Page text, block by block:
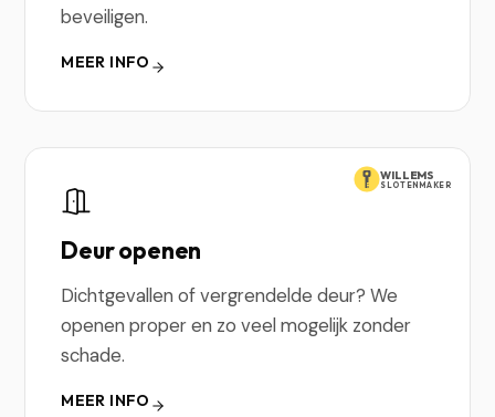
beveiligen.
MEER INFO
WILLEMS
SLOTENMAKER
Deur openen
Dichtgevallen of vergrendelde deur? We
openen proper en zo veel mogelijk zonder
schade.
MEER INFO